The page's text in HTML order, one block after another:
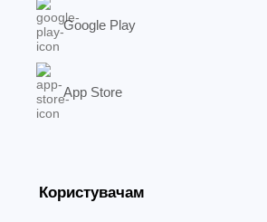
Google Play
App Store
Користувачам